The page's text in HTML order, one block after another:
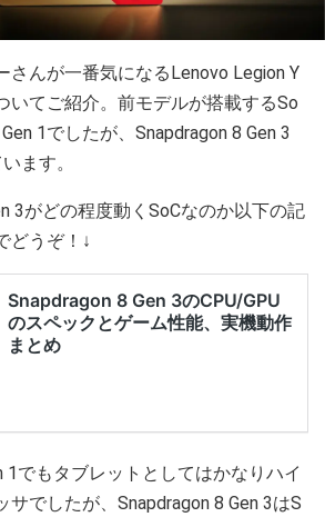
さんが一番気になるLenovo Legion Y
いてご紹介。前モデルが搭載するSo
1でしたが、Snapdragon 8 Gen 3
ます。
3がどの程度動くSoCなのか以下の記
どうぞ！↓
1でもタブレットとしてはかなりハイ
サでしたが、Snapdragon 8 Gen 3はS